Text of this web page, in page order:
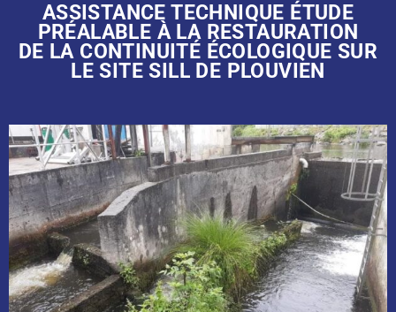
ASSISTANCE TECHNIQUE ÉTUDE
PRÉALABLE À LA RESTAURATION
DE LA CONTINUITÉ ÉCOLOGIQUE SUR
LE SITE SILL DE PLOUVIEN